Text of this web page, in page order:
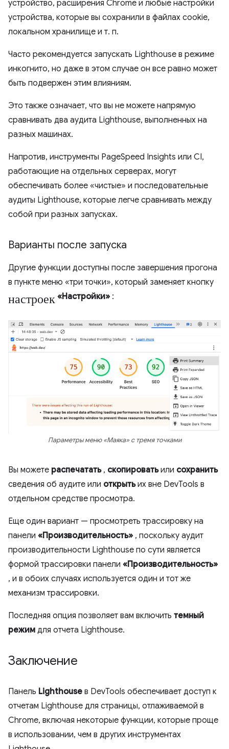
устройство, расширения Chrome и любые настройки
устройства, которые вы сохранили в файлах cookie,
локальном хранилище и т. п.
Часто рекомендуется запускать Lighthouse в режиме
инкогнито, но даже в этом случае он все равно может
быть подвержен этим влияниям.
Это также означает, что вы не можете напрямую
сравнивать два аудита Lighthouse, выполненных на
разных машинах.
Напротив, инструменты PageSpeed ​​Insights или CI,
работающие на отдельных серверах, могут
обеспечивать более «чистые» и последовательные
аудиты Lighthouse, которые легче сравнивать между
собой при разных запусках.
Варианты после запуска
Другие функции доступны после завершения прогона
в пункте меню «три точки», который заменяет кнопку
настроек «Настройки» :
Параметры меню «Маяка» с тремя точками
Вы можете распечатать, скопироватьили сохранить
сведения об аудите или открытьих вне DevTools в
отдельном средстве просмотра.
Еще один вариант — просмотреть трассировку на
панели «Производительность» , поскольку аудит
производительности Lighthouse по сути является
формой трассировки панели «Производительность»
, и в обоих случаях используется один и тот же
механизм трассировки.
Последняя опция позволяет вам включить темный
режим для отчета Lighthouse.
Заключение
Панель Lighthouse в DevTools обеспечивает доступ к
отчетам Lighthouse для страницы, отлаживаемой в
Chrome, включая некоторые функции, которые проще
в использовании, чем в других инструментах